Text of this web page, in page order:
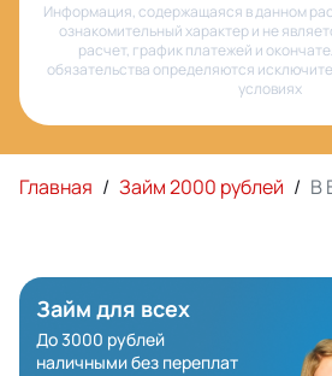
Информация, содержащаяся в данном
ознакомительный характер и не
расчет, график платежей и
обязательства определяются
условиях
Главная / Займ 2000 рублей / В
Займ для всех
До 3000 рублей
наличными без переплат